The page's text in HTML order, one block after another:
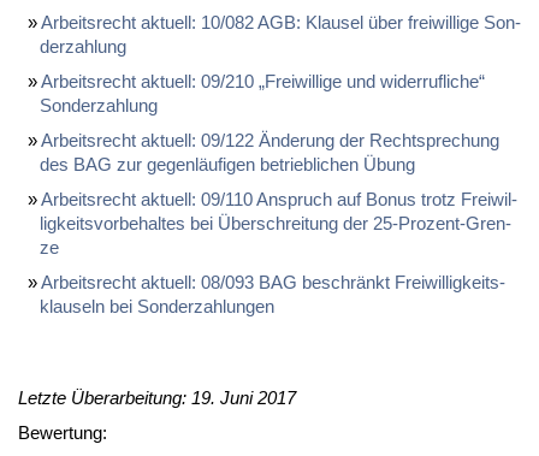
Ar­beits­recht ak­tu­ell: 10/082 AGB: Klau­sel über frei­wil­li­ge Son­
der­zah­lung
Ar­beits­recht ak­tu­ell: 09/210 „Frei­wil­li­ge und wi­der­ruf­li­che“
Son­der­zah­lung
Ar­beits­recht ak­tu­ell: 09/122 Än­de­rung der Recht­spre­chung
des BAG zur ge­gen­läu­fi­gen be­trieb­li­chen Übung
Ar­beits­recht ak­tu­ell: 09/110 An­spruch auf Bo­nus trotz Frei­wil­
lig­keits­vor­be­hal­tes bei Über­schrei­tung der 25-Pro­zent-Gren­
ze
Ar­beits­recht ak­tu­ell: 08/093 BAG be­schränkt Frei­wil­lig­keits­
klau­seln bei Son­der­zah­lun­gen
Letzte Überarbeitung: 19. Juni 2017
Bewertung: